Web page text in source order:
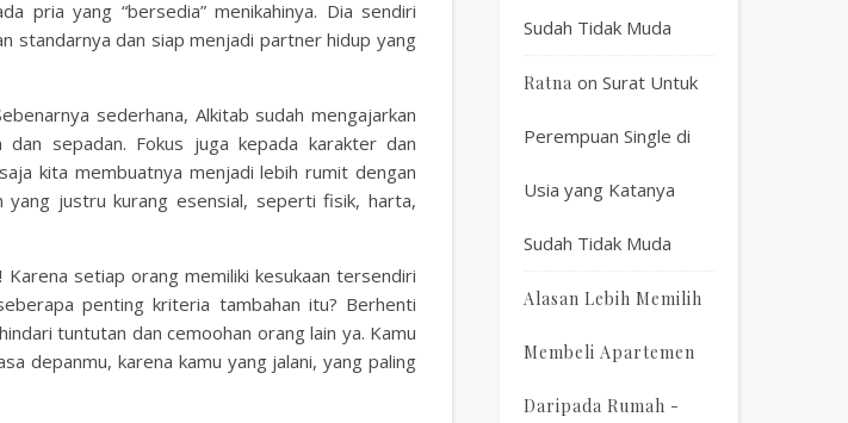
pria yang “bersedia” menikahinya. Dia sendiri
standarnya dan siap menjadi partner hidup yang
sederhana, Alkitab sudah mengajarkan
dan sepadan. Fokus juga kepada karakter dan
kita membuatnya menjadi lebih rumit dengan
yang justru kurang esensial, seperti fisik, harta,
setiap orang memiliki kesukaan tersendiri
penting kriteria tambahan itu? Berhenti
tuntutan dan cemoohan orang lain ya. Kamu
depanmu, karena kamu yang jalani, yang paling
Sudah Tidak Muda
Ratna on Surat Untuk
Perempuan Single di
Usia yang Katanya
Sudah Tidak Muda
Alasan Lebih Memilih
Membeli Apartemen
Daripada Rumah -